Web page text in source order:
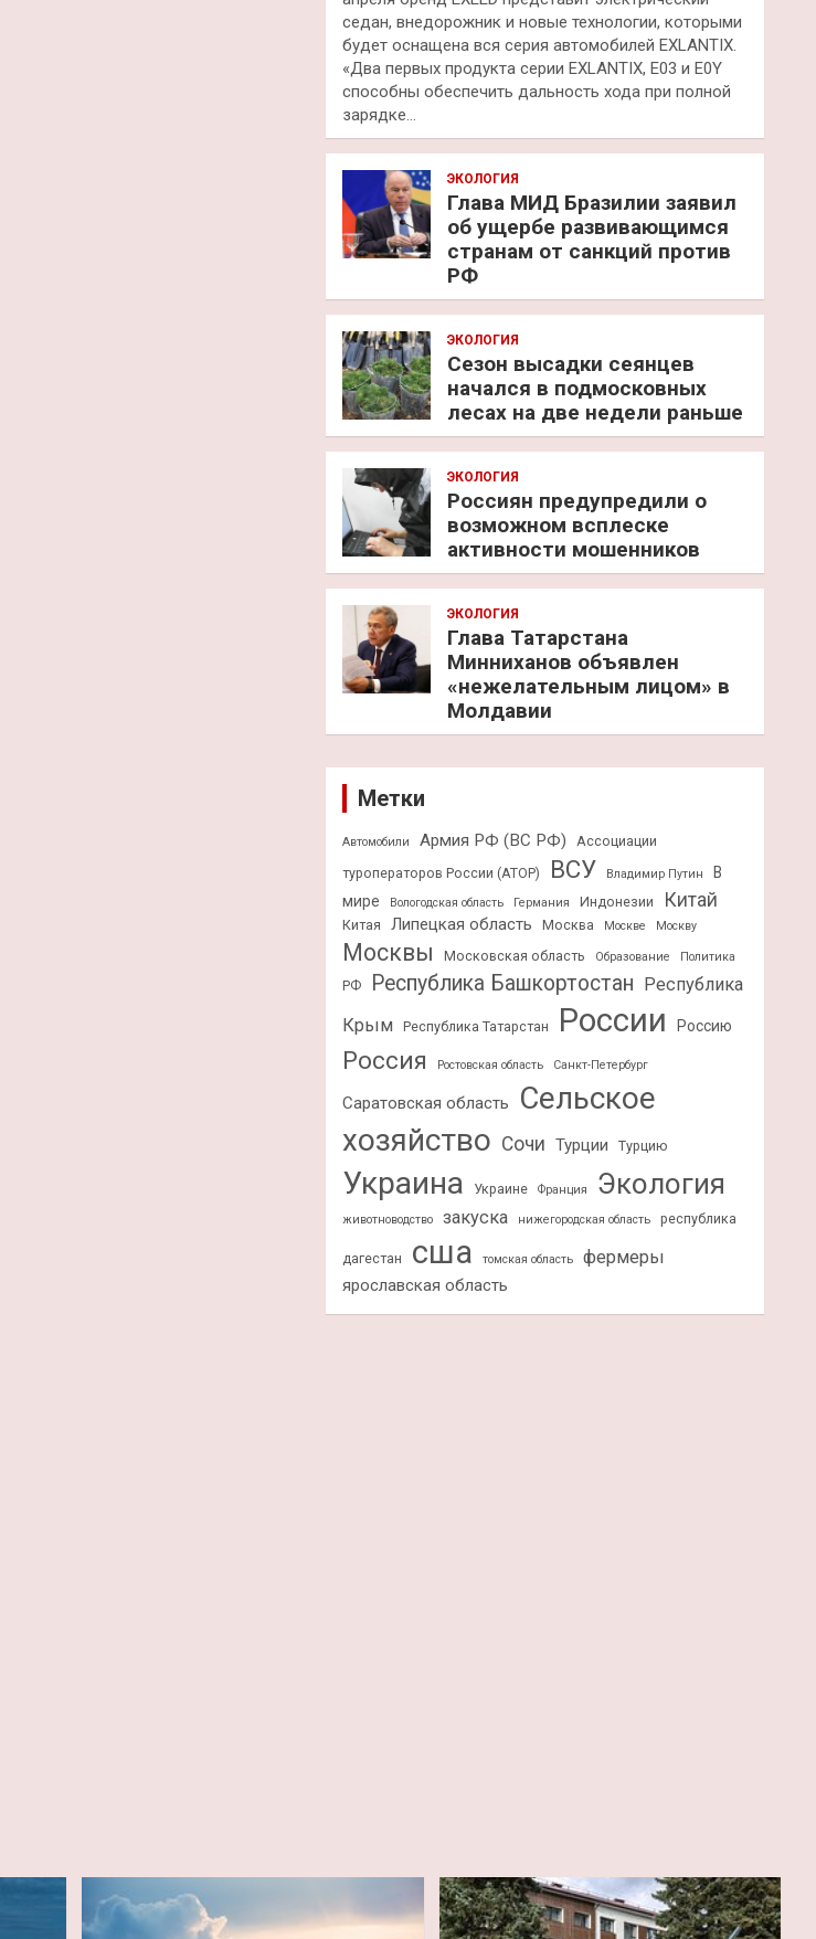
седан, внедорожник и новые технологии, которыми
будет оснащена вся серия автомобилей EXLANTIX.
«Два первых продукта серии EXLANTIX, E03 и E0Y
способны обеспечить дальность хода при полной
зарядке…
ЭКОЛОГИЯ
Глава МИД Бразилии заявил
об ущербе развивающимся
странам от санкций против
РФ
ЭКОЛОГИЯ
Сезон высадки сеянцев
начался в подмосковных
лесах на две недели раньше
ЭКОЛОГИЯ
Россиян предупредили о
возможном всплеске
активности мошенников
ЭКОЛОГИЯ
Глава Татарстана
Минниханов объявлен
«нежелательным лицом» в
Молдавии
Метки
Автомобили Армия РФ (ВС РФ)
Ассоциации
туроператоров России (АТОР)
ВСУ Владимир Путин
В
мире
Вологодская область Германия Индонезии Китай
Китая Липецкая область Москва Москве Москву
Москвы Московская область Образование Политика
РФ Республика Башкортостан Республика
Крым
Республика Татарстан России Россию
Россия Ростовская область Санкт-Петербург
Саратовская область
Сельское
хозяйство Сочи Турции Турцию
Украина Украине Франция Экология
животноводство закуска нижегородская область республика
дагестан сша томская область фермеры
ярославская область